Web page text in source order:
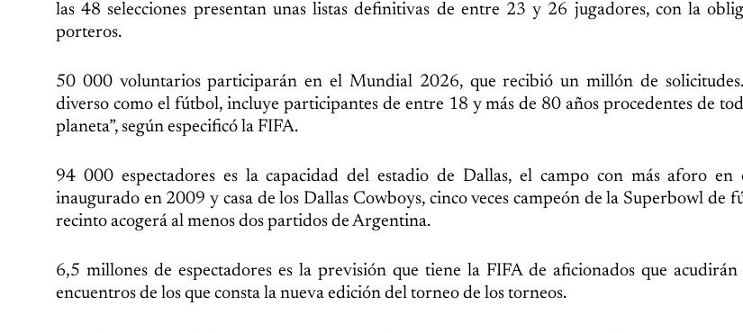
las 48 selecciones presentan unas listas definitivas de entre 23 y 26 jugadores, con la
porteros.
50 000 voluntarios participarán en el Mundial 2026, que recibió un millón de solicitudes.
diverso como el fútbol, incluye participantes de entre 18 y más de 80 años procedentes de
planeta”, según especificó la FIFA.
94 000 espectadores es la capacidad del estadio de Dallas, el campo con más aforo
inaugurado en 2009 y casa de los Dallas Cowboys, cinco veces campeón de la Superbowl de
recinto acogerá al menos dos partidos de Argentina.
6,5 millones de espectadores es la previsión que tiene la FIFA de aficionados que
encuentros de los que consta la nueva edición del torneo de los torneos.